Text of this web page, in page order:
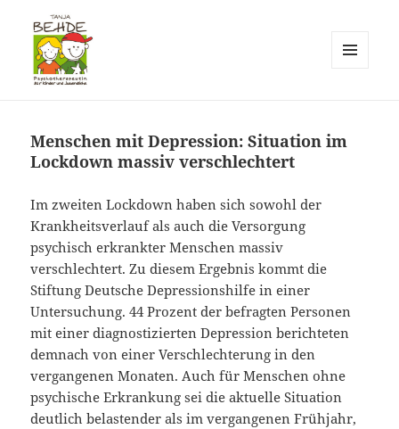
Menschen mit Depression: Situation im
Lockdown massiv verschlechtert
Im zweiten Lockdown haben sich sowohl der
Krankheitsverlauf als auch die Versorgung
psychisch erkrankter Menschen massiv
verschlechtert. Zu diesem Ergebnis kommt die
Stiftung Deutsche Depressionshilfe in einer
Untersuchung. 44 Prozent der befragten Personen
mit einer diagnostizierten Depression berichteten
demnach von einer Verschlechterung in den
vergangenen Monaten. Auch für Menschen ohne
psychische Erkrankung sei die aktuelle Situation
deutlich belastender als im vergangenen Frühjahr,